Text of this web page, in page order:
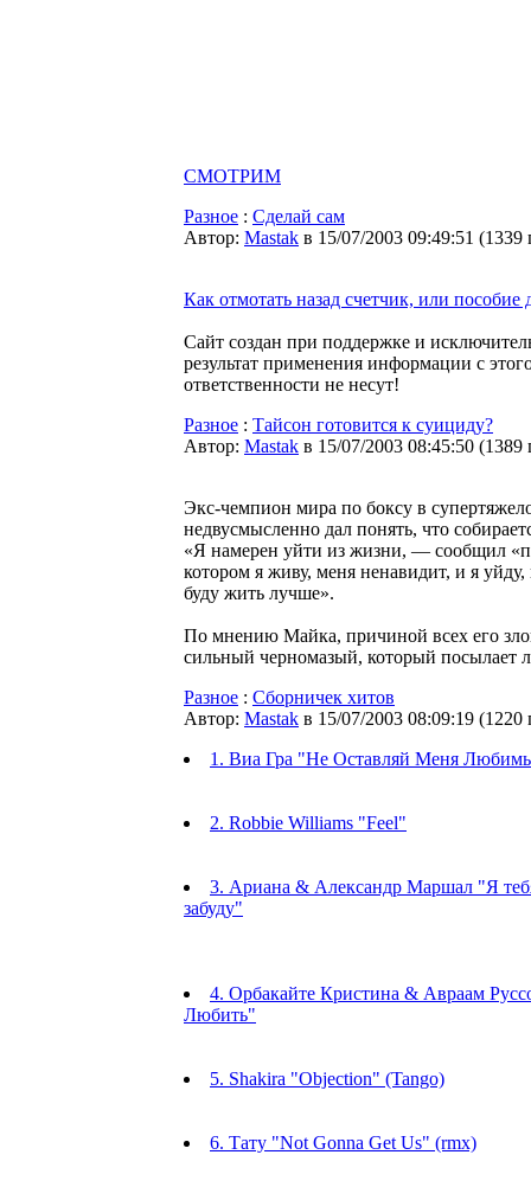
СМОТРИМ
Разное : Сделай сам
Автор: Мastak в 15/07/2003 09:49:51 (1339
Как отмотать назад счетчик, или пособие
Сайт создан при поддержке и
результат применения информации с
ответственности не несут!
Разное : Тайсон готовится к суициду?
Автор: Мastak в 15/07/2003 08:45:50 (1389
Экс-чемпион мира по боксу в
недвусмысленно дал понять, что
«Я намерен уйти из жизни, — сообщил
котором я живу, меня ненавидит, и я
буду жить лучше».
По мнению Майка, причиной всех его
сильный черномазый, который посылает
Разное : Сборничек хитов
Автор: Мastak в 15/07/2003 08:09:19 (1220
1. Виа Гра "Не Оставляй Меня
2. Robbie Williams "Feel"
3. Ариана & Александр Маршал "Я
забуду"
4. Орбакайте Кристина & Авраам
Любить"
5. Shakira "Objection" (Tango)
6. Тату "Not Gonna Get Us" (rmx)